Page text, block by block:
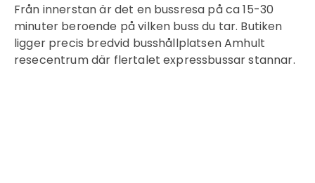
Från innerstan är det en bussresa på ca 15-30
minuter beroende på vilken buss du tar. Butiken
ligger precis bredvid busshållplatsen Amhult
resecentrum där flertalet expressbussar stannar.